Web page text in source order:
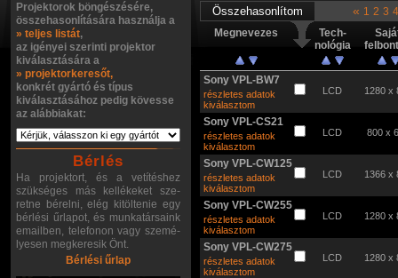
Projektorok böngészésére,
összehasonlítására használja a
» teljes listát,
az igényei szerinti projektor
kiválasztására a
» projektorkeresőt,
konkrét gyártó és típus
kiválasztásához pedig kövesse
az alábbiakat:
Bérlés
Ha projektort, és a vetítéshez
szükséges más kellékeket sze-
retne bérelni, elég kitöltenie egy
bérlési űrlapot, és munkatársaink
emailben, telefonon vagy szemé-
lyesen megkeresik Önt.
Bérlési űrlap
« 1 2 3 4
Megnevezes
Tech-
nológia
Sony VPL-BW7
részletes adatok
kiválasztom
LCD 1280 x
Sony VPL-CS21
részletes adatok
kiválasztom
LCD 800 x
Sony VPL-CW125
részletes adatok
kiválasztom
LCD 1366 x
Sony VPL-CW255
részletes adatok
kiválasztom
LCD 1280 x
Sony VPL-CW275
részletes adatok
kiválasztom
LCD 1280 x